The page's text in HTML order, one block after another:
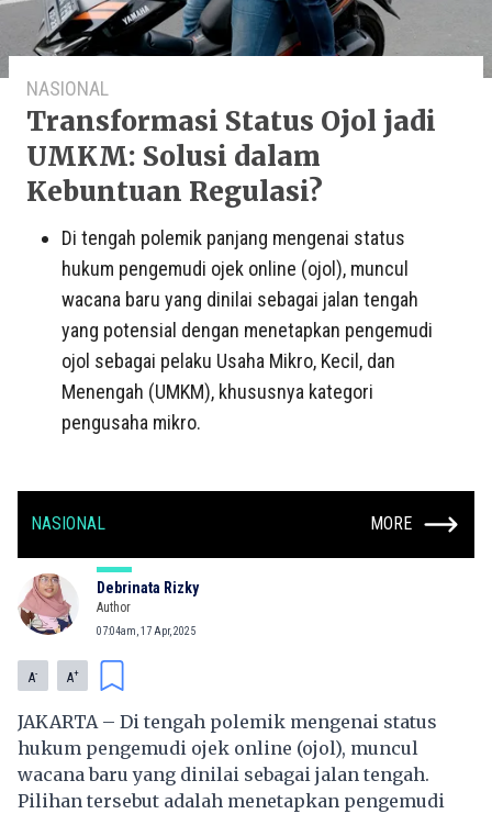
NASIONAL
Transformasi Status Ojol jadi
UMKM: Solusi dalam
Kebuntuan Regulasi?
Di tengah polemik panjang mengenai status
hukum pengemudi ojek online (ojol), muncul
wacana baru yang dinilai sebagai jalan tengah
yang potensial dengan menetapkan pengemudi
ojol sebagai pelaku Usaha Mikro, Kecil, dan
Menengah (UMKM), khususnya kategori
pengusaha mikro.
NASIONAL MORE
Debrinata Rizky
Author
07:04am, 17 Apr, 2025
A- A+
JAKARTA – Di tengah polemik mengenai status
hukum pengemudi ojek online (ojol), muncul
wacana baru yang dinilai sebagai jalan tengah.
Pilihan tersebut adalah menetapkan pengemudi